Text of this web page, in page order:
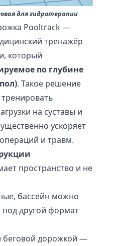
для гидротерапии
Pooltrack —
тренажёр
который
по глубине
. Такое решение
на суставы и
ускоряет
и травм.
пространство и не
бассейн можно
другой формат
беговой дорожкой —